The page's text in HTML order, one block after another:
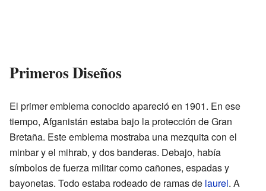
Primeros Diseños
El primer emblema conocido apareció en 1901. En ese
tiempo, Afganistán estaba bajo la protección de Gran
Bretaña. Este emblema mostraba una mezquita con el
minbar y el mihrab, y dos banderas. Debajo, había
símbolos de fuerza militar como cañones, espadas y
bayonetas. Todo estaba rodeado de ramas de laurel. A